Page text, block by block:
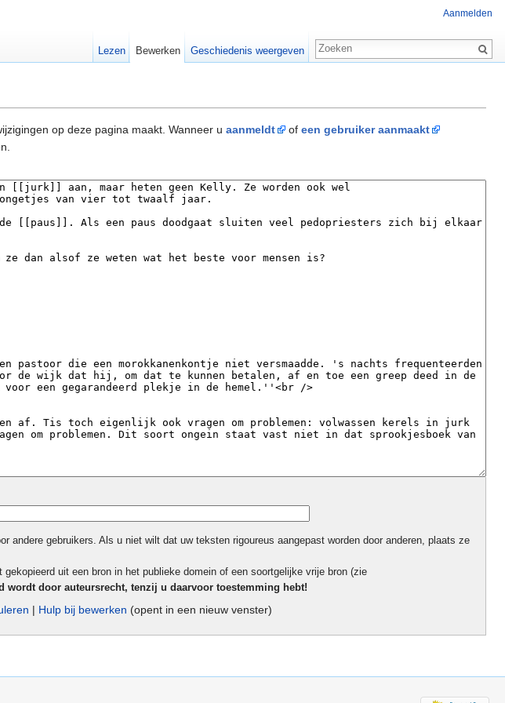
op deze pagina maakt. Wanneer u aanmeldt of een gebruiker aanmaakt
andere gebruikers. Als u niet wilt dat uw teksten rigoureus aangepast worden door anderen, plaats ze
uit een bron in het publieke domein of een soortgelijke vrije bron (zie
wordt door auteursrecht, tenzij u daarvoor toestemming hebt!
| Hulp bij bewerken (opent in een nieuw venster)
Aanmelden
Lezen Bewerken Geschiedenis weergeven